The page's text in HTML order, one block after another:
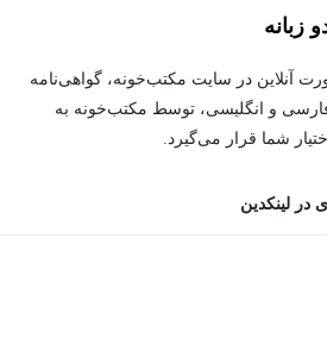
زبانه
آنلاین در سایت مکتب‌خونه، گواهی‌نامه
و انگلیسی، توسط مکتب‌خونه به
شما قرار می‌گیرد.
در لینکدین